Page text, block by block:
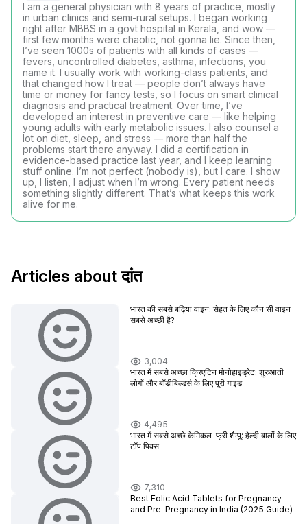
I am a general physician with 8 years of practice, mostly
in urban clinics and semi-rural setups. I began working
right after MBBS in a govt hospital in Kerala, and wow —
first few months were chaotic, not gonna lie. Since then,
I’ve seen 1000s of patients with all kinds of cases —
fevers, uncontrolled diabetes, asthma, infections, you
name it. I usually work with working-class patients, and
that changed how I treat — people don’t always have
time or money for fancy tests, so I focus on smart clinical
diagnosis and practical treatment. Over time, I’ve
developed an interest in preventive care — like helping
young adults with early metabolic issues. I also counsel a
lot on diet, sleep, and stress — more than half the
problems start there anyway. I did a certification in
evidence-based practice last year, and I keep learning
stuff online. I’m not perfect (nobody is), but I care. I show
up, I listen, I adjust when I’m wrong. Every patient needs
something slightly different. That’s what keeps this work
alive for me.
Articles about दांत
भारत की सबसे बढ़िया वाइन: सेहत के लिए कौन सी वाइन
सबसे अच्छी है?
3,004
भारत में सबसे अच्छा क्रिएटिन मोनोहाइड्रेट: शुरुआती
लोगों और बॉडीबिल्डर्स के लिए पूरी गाइड
4,495
भारत में सबसे अच्छे केमिकल-फ्री शैम्पू: हेल्दी बालों के लिए
टॉप पिक्स
7,310
Best Folic Acid Tablets for Pregnancy
and Pre-Pregnancy in India (2025 Guide)